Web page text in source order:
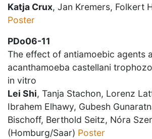
Katja Crux, Jan Kremers, Folkert
Poster
PDo06-11
The effect of antiamoebic agents
acanthamoeba castellani
in vitro
Lei Shi, Tanja Stachon, Lorenz
Ibrahem Elhawy, Gubesh
Bischoff, Berthold Seitz, Nóra
(Homburg/Saar) Poster